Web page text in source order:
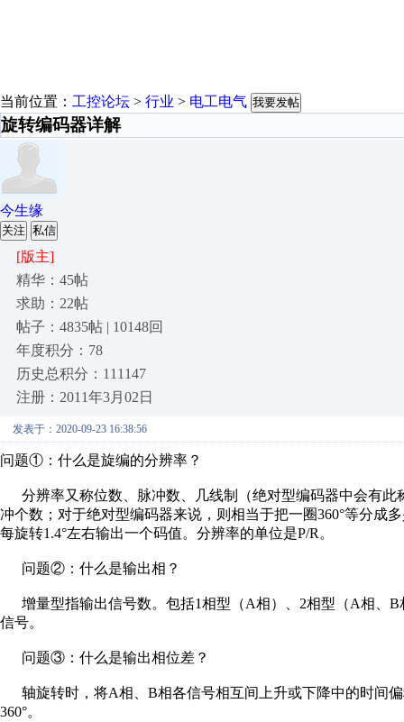
当前位置： 工控论坛 > 行业 > 电工电气 我要发帖
旋转编码器详解
今生缘
关注 私信
[版主]
精华：45帖
求助：22帖
帖子：4835帖 | 10148回
年度积分：78
历史总积分：111147
注册：2011年3月02日
发表于：2020-09-23 16:38:56
问题①：什么是旋编的分辨率？
分辨率又称位数、脉冲数、几线制（绝对型编码器中会有
冲个数；对于绝对型编码器来说，则相当于把一圈360°等分成
每旋转1.4°左右输出一个码值。分辨率的单位是P/R。
问题②：什么是输出相？
增量型指输出信号数。包括1相型（A相）、2相型（A相、
信号。
问题③：什么是输出相位差？
轴旋转时，将A相、B相各信号相互间上升或下降中的时间
360°。